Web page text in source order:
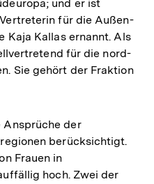
und er ist
für die Außen-
Kaja Kallas ernannt. Als
für die nord-
Sie gehört der Fraktion
Ansprüche der
berücksichtigt.
Frauen in
hoch. Zwei der